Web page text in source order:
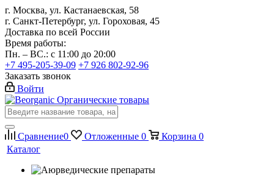
г. Москва, ул. Кастанаевская, 58
г. Санкт-Петербург, ул. Гороховая, 45
Доставка по всей России
Время работы:
Пн. – ВС.: с 11:00 до 20:00
+7 495-205-39-09 +7 926 802-92-96
Заказать звонок
Войти
Органические товары
Сравнение0 Отложенные 0 Корзина 0
Каталог